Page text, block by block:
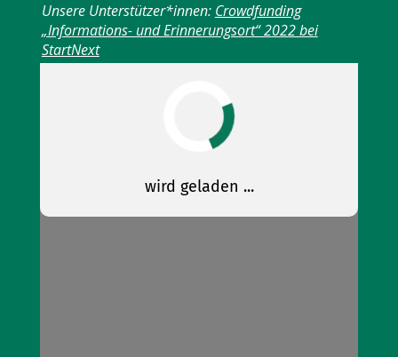
Unsere Unterstützer*innen: Crowdfunding
„Informations- und Erinnerungsort“ 2022 bei
StartNext